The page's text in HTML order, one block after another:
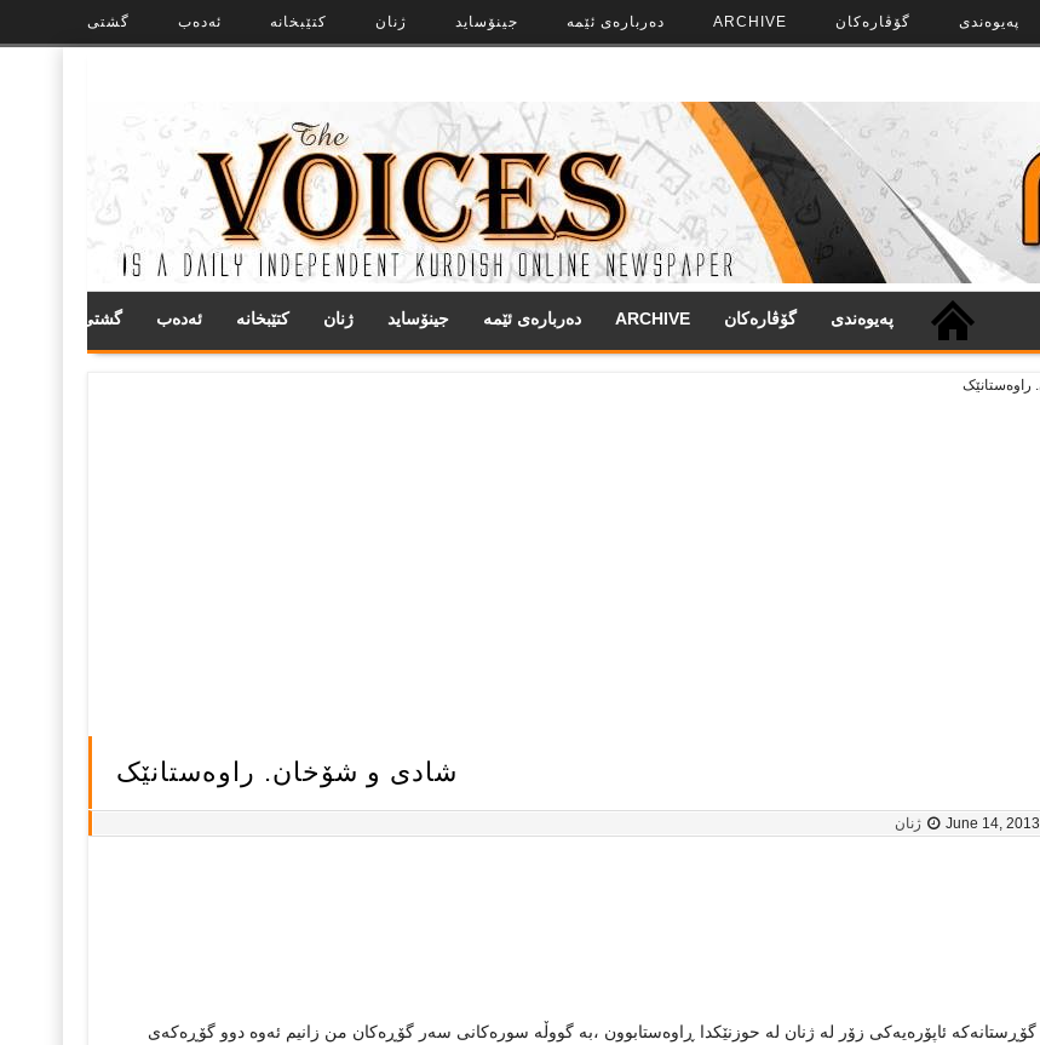
گشتی ئەدەب کتێبخانە ژنان جینۆساید ده‌رباره‌ی ئێمه ARCHIVE گۆڤاره‌کان په‌‌یوه‌ندی
گشتی ئەدەب کتێبخانە ژنان جینۆساید ده‌رباره‌ی ئێمه ARCHIVE گۆڤاره‌کان په‌‌یوه‌ندی
شادی و شۆخان. راوه‌ستانێک
June 14, 2013 ژنان
گۆڕستانه‌که‌ ئاپۆره‌یه‌کی زۆر له‌ ژنان له‌ حوزنێکدا ڕاوه‌ستابوون ،به‌ گووڵه‌ سوره‌کانی سه‌ر گۆڕه‌کان من زانیم ئه‌وه‌ دوو گۆڕه‌که‌ی